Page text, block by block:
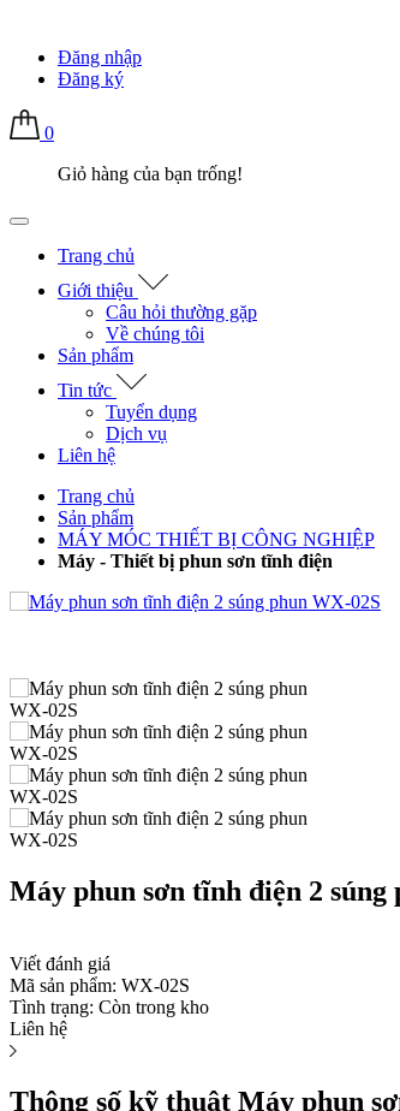
Đăng nhập
Đăng ký
0
Giỏ hàng của bạn trống!
Trang chủ
Giới thiệu
Câu hỏi thường gặp
Về chúng tôi
Sản phẩm
Tin tức
Tuyển dụng
Dịch vụ
Liên hệ
Trang chủ
Sản phẩm
MÁY MÓC THIẾT BỊ CÔNG NGHIỆP
Máy - Thiết bị phun sơn tĩnh điện
Máy phun sơn tĩnh điện 2 súng
Viết đánh giá
Mã sản phẩm: WX-02S
Tình trạng: Còn trong kho
Liên hệ
Thông số kỹ thuật Máy phun